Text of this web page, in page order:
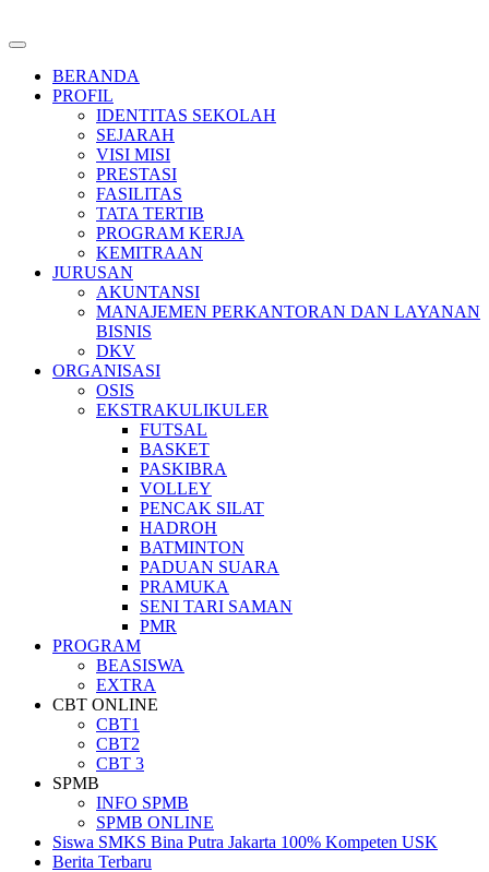
BERANDA
PROFIL
IDENTITAS SEKOLAH
SEJARAH
VISI MISI
PRESTASI
FASILITAS
TATA TERTIB
PROGRAM KERJA
KEMITRAAN
JURUSAN
AKUNTANSI
MANAJEMEN PERKANTORAN DAN LAYANAN
BISNIS
DKV
ORGANISASI
OSIS
EKSTRAKULIKULER
FUTSAL
BASKET
PASKIBRA
VOLLEY
PENCAK SILAT
HADROH
BATMINTON
PADUAN SUARA
PRAMUKA
SENI TARI SAMAN
PMR
PROGRAM
BEASISWA
EXTRA
CBT ONLINE
CBT1
CBT2
CBT 3
SPMB
INFO SPMB
SPMB ONLINE
Siswa SMKS Bina Putra Jakarta 100% Kompeten USK
Berita Terbaru